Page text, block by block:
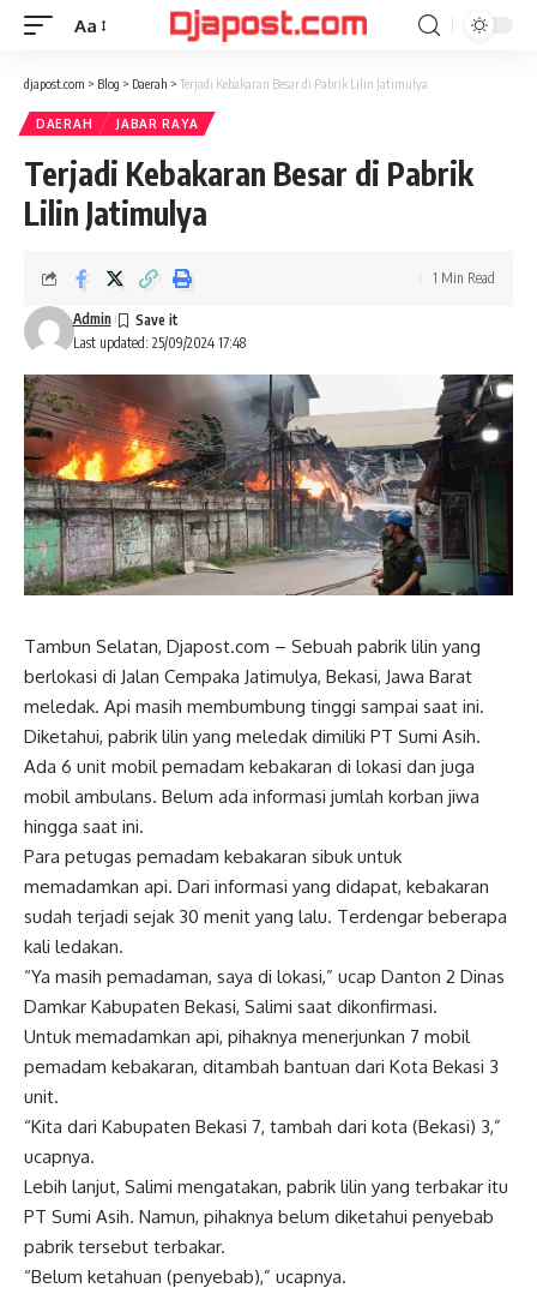
Font
Aa
djapost.com > Blog > Daerah > Terjadi Kebakaran Besar di Pabrik Lilin Jatimulya
DAERAH JABAR RAYA
Terjadi Kebakaran Besar di Pabrik
Lilin Jatimulya
Last updated: 25/09/2024 17:48
Admin
1 Min Read
Tambun Selatan, Djapost.com – Sebuah pabrik lilin yang
berlokasi di Jalan Cempaka Jatimulya, Bekasi, Jawa Barat
meledak. Api masih membumbung tinggi sampai saat ini.
Diketahui, pabrik lilin yang meledak dimiliki PT Sumi Asih.
Ada 6 unit mobil pemadam kebakaran di lokasi dan juga
mobil ambulans. Belum ada informasi jumlah korban jiwa
hingga saat ini.
Para petugas pemadam kebakaran sibuk untuk
memadamkan api. Dari informasi yang didapat, kebakaran
sudah terjadi sejak 30 menit yang lalu. Terdengar beberapa
kali ledakan.
“Ya masih pemadaman, saya di lokasi,” ucap Danton 2 Dinas
Damkar Kabupaten Bekasi, Salimi saat dikonfirmasi.
Untuk memadamkan api, pihaknya menerjunkan 7 mobil
pemadam kebakaran, ditambah bantuan dari Kota Bekasi 3
unit.
“Kita dari Kabupaten Bekasi 7, tambah dari kota (Bekasi) 3,”
ucapnya.
Lebih lanjut, Salimi mengatakan, pabrik lilin yang terbakar itu
PT Sumi Asih. Namun, pihaknya belum diketahui penyebab
pabrik tersebut terbakar.
“Belum ketahuan (penyebab),” ucapnya.